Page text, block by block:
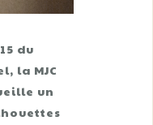
du
la MJC
un